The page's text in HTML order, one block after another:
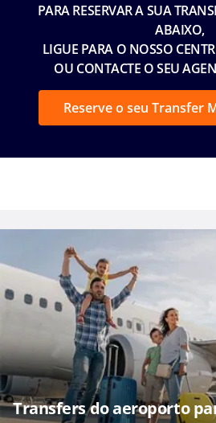
PARA RESERVAR A SUA
ABAIXO,
LIGUE PARA O NOSSO
OU CONTACTE O SEU
Reserve o seu Transfer
Transfers do aeroporto